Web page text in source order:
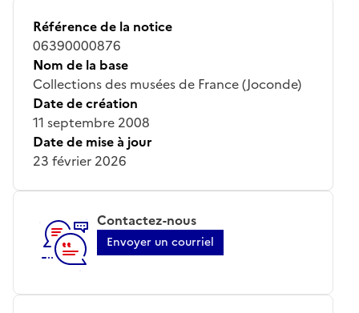
Référence de la notice
06390000876
Nom de la base
Collections des musées de France (Joconde)
Date de création
11 septembre 2008
Date de mise à jour
23 février 2026
Contactez-nous
Envoyer un courriel